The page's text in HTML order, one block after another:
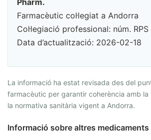
Pharm.
Farmacèutic col·legiat a Andorra
Col·legiació professional: núm. RPS
Data d’actualització: 2026-02-18
La informació ha estat revisada des del
farmacèutic per garantir coherència amb
la normativa sanitària vigent a Andorra.
Informació sobre altres medicaments